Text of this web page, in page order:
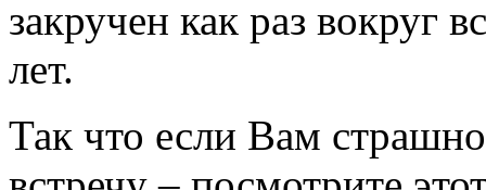
закручен как раз вокруг
лет.
Так что если Вам